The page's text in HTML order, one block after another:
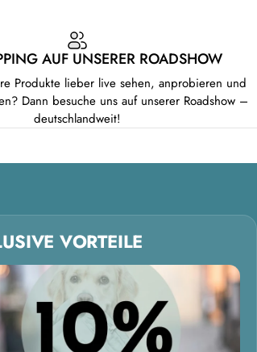
AUF UNSERER ROADSHOW
Produkte lieber live sehen, anprobieren und
Dann besuche uns auf unserer Roadshow –
deutschlandweit!
VORTEILE